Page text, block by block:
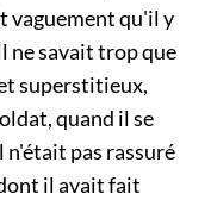
vaguement qu'il y
ne savait trop que
superstitieux,
quand il se
pas rassuré
il avait fait